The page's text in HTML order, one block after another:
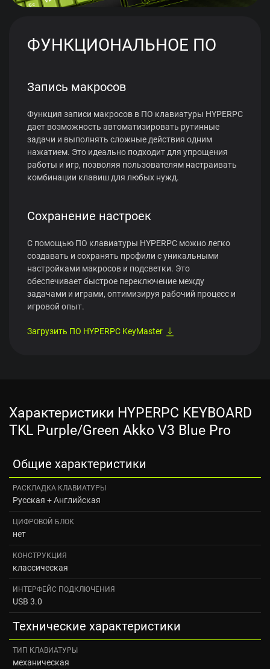
ФУНКЦИОНАЛЬНОЕ ПО
Запись макросов
Функция записи макросов в ПО клавиатуры HYPERPC
дает возможность автоматизировать рутинные
задачи и выполнять сложные действия одним
нажатием. Это идеально подходит для упрощения
работы и игр, позволяя пользователям настраивать
комбинации клавиш для любых нужд.
Сохранение настроек
С помощью ПО клавиатуры HYPERPC можно легко
создавать и сохранять профили с уникальными
настройками макросов и подсветки. Это
обеспечивает быстрое переключение между
задачами и играми, оптимизируя рабочий процесс и
игровой опыт.
Загрузить ПО HYPERPC KeyMaster
Характеристики HYPERPC KEYBOARD
TKL Purple/Green Akko V3 Blue Pro
Общие характеристики
РАСКЛАДКА КЛАВИАТУРЫ
Русская + Английская
ЦИФРОВОЙ БЛОК
нет
КОНСТРУКЦИЯ
классическая
ИНТЕРФЕЙС ПОДКЛЮЧЕНИЯ
USB 3.0
Технические характеристики
ТИП КЛАВИАТУРЫ
механическая